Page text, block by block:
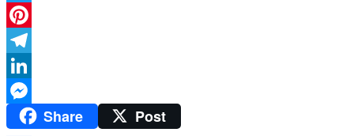
Twitter
Pinterest
Telegram
LinkedIn
MessengerShare Post